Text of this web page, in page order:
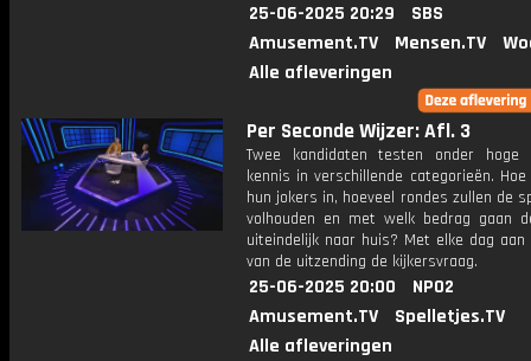
25-06-2025 20:29
SBS
Amusement.TV
Mensen.TV
Alle afleveringen
Per Seconde Wijzer: Afl. 3
Twee kandidaten testen onder hoge
kennis in verschillende categorieën.
hun jokers in, hoeveel rondes zullen de
volhouden en met welk bedrag gaan
uiteindelijk naar huis? Met elke dag
van de uitzending de kijkersvraag.
25-06-2025 20:00
NPO2
Amusement.TV
Spelletjes.TV
Alle afleveringen